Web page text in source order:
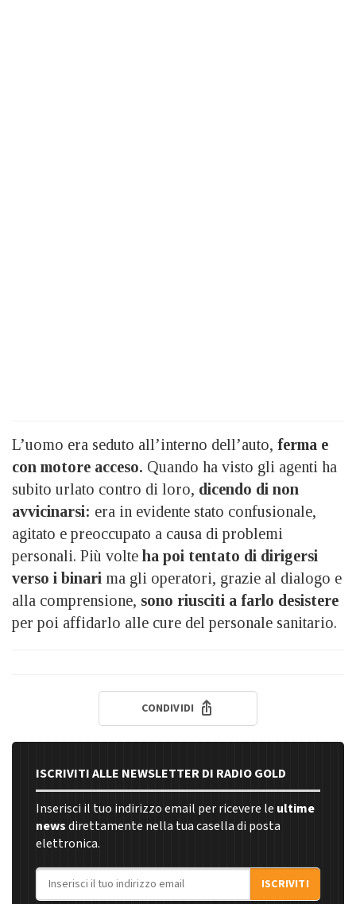
L’uomo era seduto all’interno dell’auto, ferma e
con motore acceso. Quando ha visto gli agenti ha
subito urlato contro di loro, dicendo di non
avvicinarsi: era in evidente stato confusionale,
agitato e preoccupato a causa di problemi
personali. Più volte ha poi tentato di dirigersi
verso i binari ma gli operatori, grazie al dialogo e
alla comprensione, sono riusciti a farlo desistere
per poi affidarlo alle cure del personale sanitario.
CONDIVIDI
ISCRIVITI ALLE NEWSLETTER DI RADIO GOLD
Inserisci il tuo indirizzo email per ricevere le ultime
newsdirettamente nella tua casella di posta
elettronica.
Indirizzo email
ISCRIVITI